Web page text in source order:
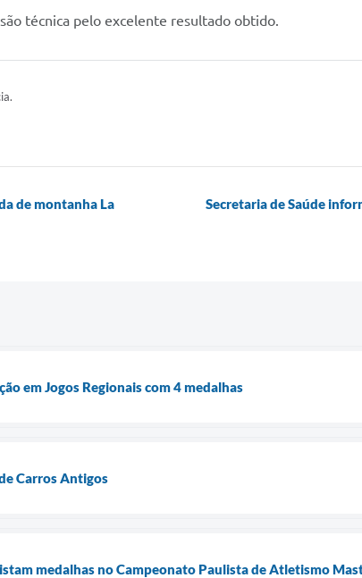
técnica pelo excelente resultado obtido.
de montanha La
Secretaria de Saúde
em Jogos Regionais com 4 medalhas
Carros Antigos
medalhas no Campeonato Paulista de Atletismo